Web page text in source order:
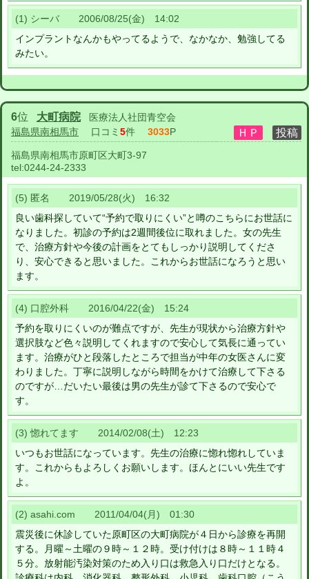
(1) シーバ 2006/08/25(金) 14:02
インプラントなんかもやってるようで、なかなか、勉強してる
みたい。
6位 大町病院
医療法人社団青空会
福島県南相馬市 口コミ 5件 3033P
福島県南相馬市原町区大町3-97
tel:0244-24-2333
(5) 匿名 2019/05/28(火) 16:32
良い歯科探していて“予約で取りにくい”と噂のこちらにお世話に
なりました。初診の予約は2週間後位に取れました。女の先生
で、治療方針や今後の計画をとてもしっかり説明してくださ
り、安心できると思いました。これからお世話になろうと思い
ます。
(4) 口腔外科 2016/04/22(金) 15:24
予約を取りにくいのが難点ですが、先生が現状から治療方針や
選択肢など色々説明してくれますので安心して気長に通ってい
ます。治療がひと段落したところで担当が中年の女医さんに変
わりました。丁寧に説明しながら時間をかけて治療して下さる
のですが…だいたい最後は男の先生が診て下さるので安心で
す。
(3) 惚れてます 2014/02/08(土) 12:23
いつもお世話になっています。先生の治療に惚れ惚れしていま
す。これからもよろしくお願いします。ほんとにいい先生です
よ。
(2) asahi.com 2011/04/04(月) 01:30
震災後に休診していた原町区の大町病院が４日から診療を再開
する。月曜～土曜の９時～１２時。受け付けは８時～１１時４
５分。放射能汚染対策のため入り口は救急入り口だけとなる。